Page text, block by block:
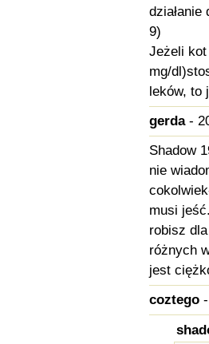
działanie
9)
Jeżeli
mg/
leków, to
gerda-
Shadow
nie
musi
robisz
różnych
jest
coztego-